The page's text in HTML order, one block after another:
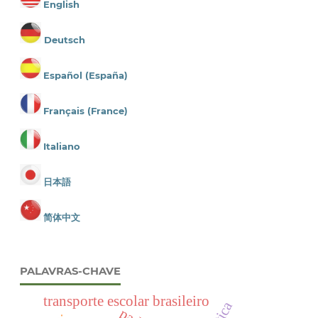
English
Deutsch
Español (España)
Français (France)
Italiano
日本語
简体中文
PALAVRAS-CHAVE
transporte escolar brasileiro